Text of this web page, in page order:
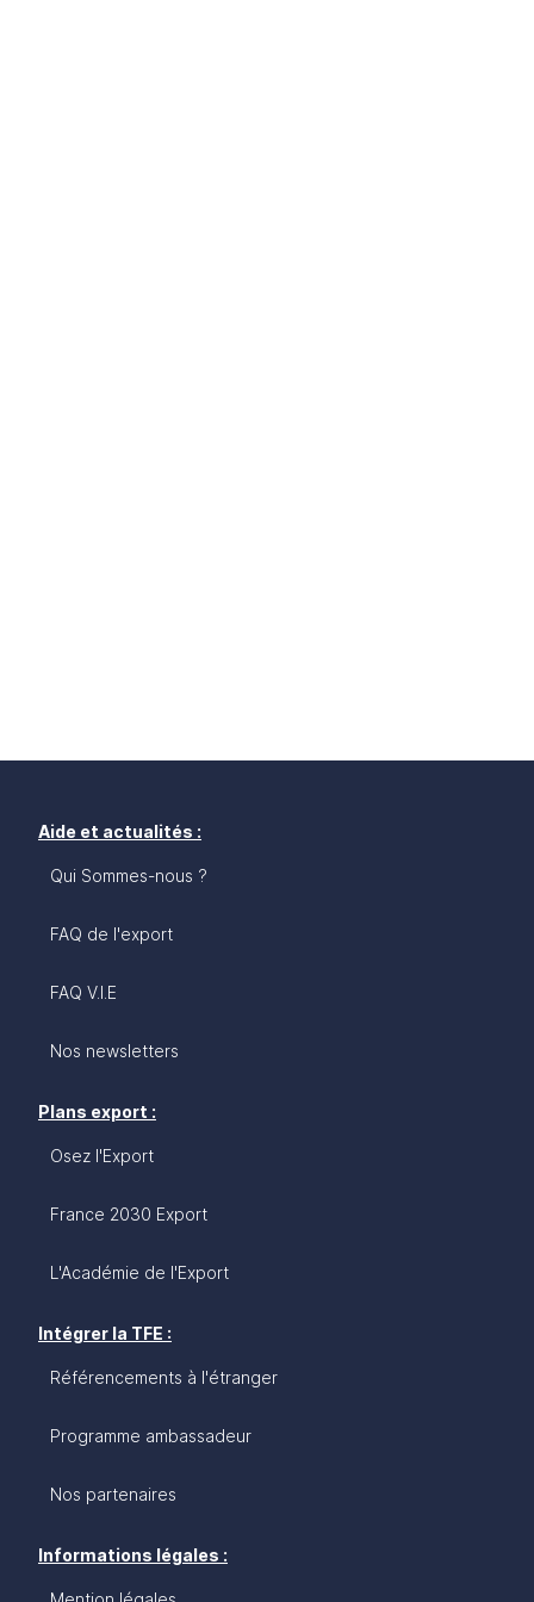
Aide et actualités :
Qui Sommes-nous ?
FAQ de l'export
FAQ V.I.E
Nos newsletters
Plans export :
Osez l'Export
France 2030 Export
L'Académie de l'Export
Intégrer la TFE :
Référencements à l'étranger
Programme ambassadeur
Nos partenaires
Informations légales :